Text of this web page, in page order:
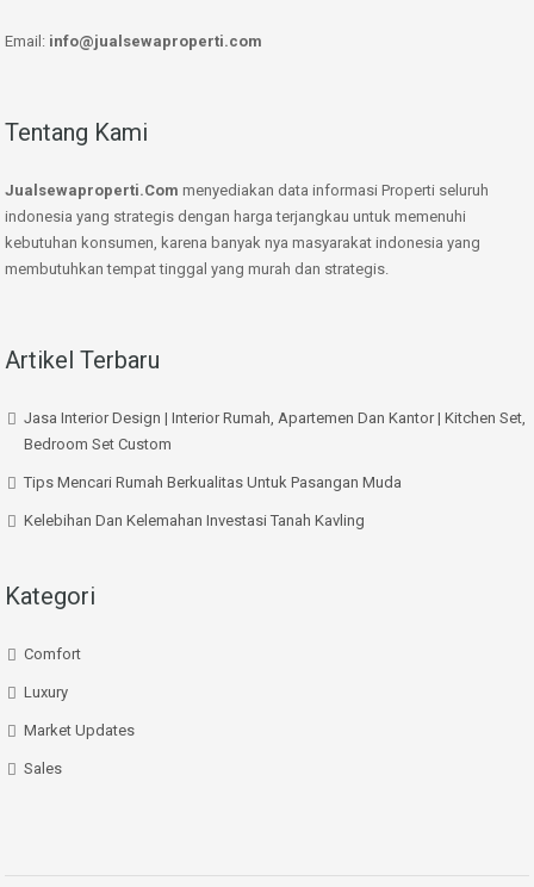
Email: info@jualsewaproperti.com
Tentang Kami
Jualsewaproperti.Com menyediakan data informasi Properti seluruh
indonesia yang strategis dengan harga terjangkau untuk memenuhi
kebutuhan konsumen, karena banyak nya masyarakat indonesia yang
membutuhkan tempat tinggal yang murah dan strategis.
Artikel Terbaru
Jasa Interior Design | Interior Rumah, Apartemen Dan Kantor | Kitchen Set,
Bedroom Set Custom
Tips Mencari Rumah Berkualitas Untuk Pasangan Muda
Kelebihan Dan Kelemahan Investasi Tanah Kavling
Kategori
Comfort
Luxury
Market Updates
Sales